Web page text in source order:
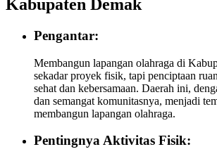
Kabupaten Demak
Pengantar:
Membangun lapangan olahraga di
sekadar proyek fisik, tapi penciptaan
sehat dan kebersamaan. Daerah ini,
dan semangat komunitasnya, menjadi
membangun lapangan olahraga.
Pentingnya Aktivitas Fisik: